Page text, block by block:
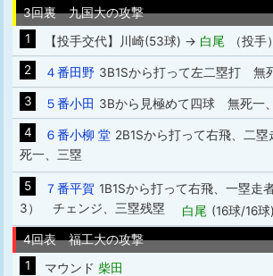
3回裏 九国大の攻撃
1
【投手交代】川崎(53球) → 白尾
（投手）
2
４番田野 3B1Sから打って左二塁打 無
3
５番小田 3Bから見極めて四球 無死一
4
６番小柳 堂 2B1Sから打って右飛、二
死一、三塁
5 ７番平賀 1B1Sから打って右飛、一塁走
3） チェンジ、三塁残塁 白尾 (16球/16球)
4回表 福工大の攻撃
1
マウンド 柴田